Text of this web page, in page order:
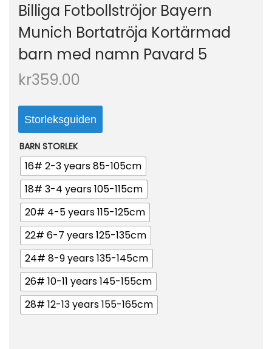
g
a
t
e
n
t
Billiga Fotbollströjor Bayern
Munich Bortatröja Kortärmad
barn med namn Pavard 5
kr359.00
Storleksguiden
BARN STORLEK
16# 2-3 years 85-105cm
18# 3-4 years 105-115cm
20# 4-5 years 115-125cm
22# 6-7 years 125-135cm
24# 8-9 years 135-145cm
26# 10-11 years 145-155cm
28# 12-13 years 155-165cm